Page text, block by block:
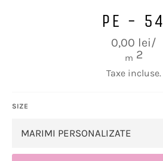
PE - 54
Preț
obișnuit
0,00 lei/
m 2
Taxe incluse.
SIZE